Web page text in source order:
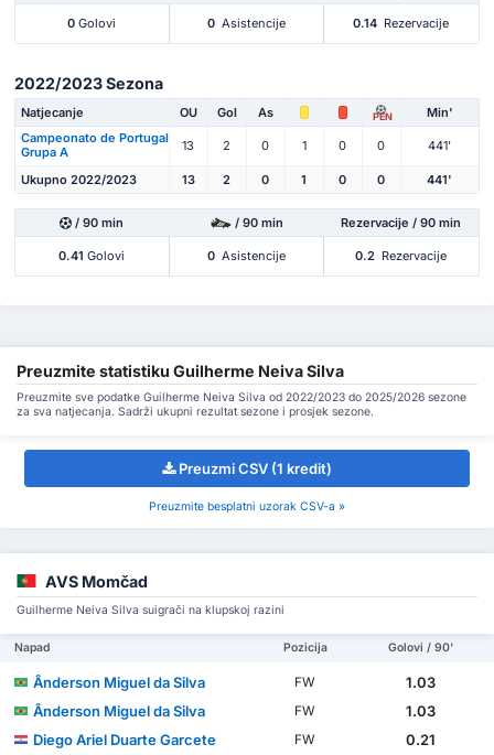
0 Golovi 0 Asistencije 0.14 Rezervacije
2022/2023 Sezona
Natjecanje OU Gol As PEN
Min'
Campeonato de Portugal
Grupa A
13 2 0 1 0 0 441'
Ukupno 2022/2023 13 2 0 1 0 0 441'
/ 90 min / 90 min Rezervacije / 90 min
0.41 Golovi 0 Asistencije 0.2 Rezervacije
Preuzmite statistiku Guilherme Neiva Silva
Preuzmite sve podatke Guilherme Neiva Silva od 2022/2023 do 2025/2026 sezone
za sva natjecanja. Sadrži ukupni rezultat sezone i prosjek sezone.
Preuzmi CSV (1 kredit)
Preuzmite besplatni uzorak CSV-a »
AVS Momčad
Guilherme Neiva Silva suigrači na klupskoj razini
Napad Pozicija Golovi / 90'
Ânderson Miguel da Silva FW
1.03
Ânderson Miguel da Silva
FW
1.03
Diego Ariel Duarte Garcete
FW 0.21